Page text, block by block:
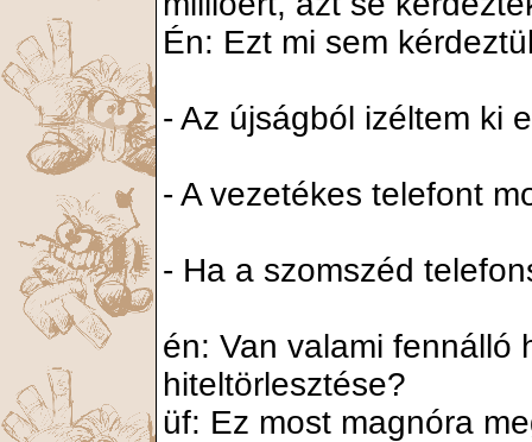
Én: Ezt mi sem
- Az újságból izéltem ki
- A vezetékes telefont
- Ha a szomszéd
én: Van valami fennálló
hiteltörlesztése?
üf: Ez most magnóra